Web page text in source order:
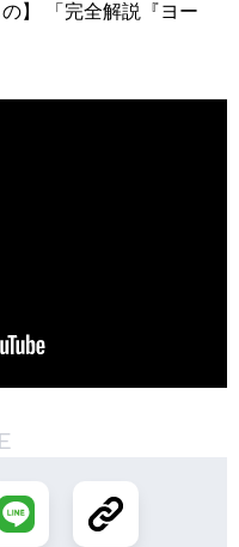
】 「完全解説『ヨー